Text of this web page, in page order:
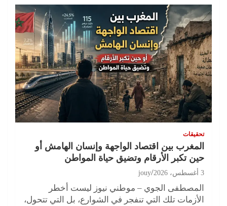
تحقيقات
المغرب بين اقتصاد الواجهة وإنسان الهامش أو
حين تكبر الأرقام وتضيق حياة المواطن
3 أغسطس، 2026 jouy
المصطفى الجوي – موطني نيوز ليست أخطر
الأزمات تلك التي تنفجر في الشوارع، بل التي تتحول،